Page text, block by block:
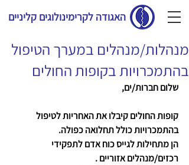
האגודה לקרימינולוגים קליניים
מנהלות/מנהלים במערך הטיפול
בהתמכרויות בקופות החולים
שלום חברות/ים,
קופות החולים קיבלו את האחריות לטיפול
בהתמכרויות כולל תחלואה כפולה.
הן מתחילות לגייס כוח אדם לתפקידי
רכזים/מנהלים אזוריים .